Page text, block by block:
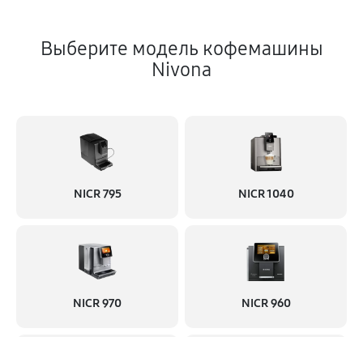
Выберите модель кофемашины
Nivona
NICR 795 NICR 1040
NICR 970 NICR 960